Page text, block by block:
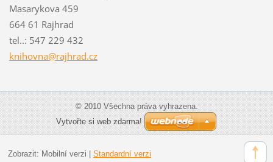
Masarykova 459
664 61 Rajhrad
tel..: 547 229 432
knihovna@rajhrad.cz
© 2010 Všechna práva vyhrazena.
Vytvořte si web zdarma!
Zobrazit: Mobilní verzi Standardní verzi